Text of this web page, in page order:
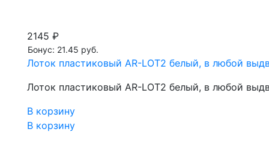
2145 ₽
Бонус: 21.45 руб.
Лоток пластиковый AR-LOT2 белый, в любой
Лоток пластиковый AR-LOT2 белый, в любой
В корзину
В корзину